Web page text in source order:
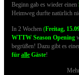
Beginn gab es wieder einen
Heimweg durfte natürlich
In 2 Wochen (Freitag,
WTTW Season Opening
begrüßen! Dazu gibt es
für alle Gäste!